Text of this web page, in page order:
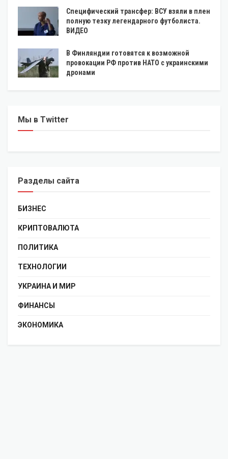
Специфический трансфер: ВСУ взяли в плен
полную тезку легендарного футболиста.
ВИДЕО
В Финляндии готовятся к возможной
провокации РФ против НАТО с украинскими
дронами
Мы в Twitter
Разделы сайта
БИЗНЕС
КРИПТОВАЛЮТА
ПОЛИТИКА
ТЕХНОЛОГИИ
УКРАИНА И МИР
ФИНАНСЫ
ЭКОНОМИКА